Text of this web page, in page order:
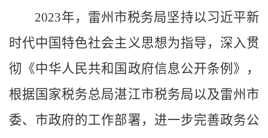
2023年，雷州市税务局坚持以习近平新
时代中国特色社会主义思想为指导，深入贯
彻《中华人民共和国政府信息公开条例》，
根据国家税务总局湛江市税务局以及雷州市
委、市政府的工作部署， 进一步完善政务公